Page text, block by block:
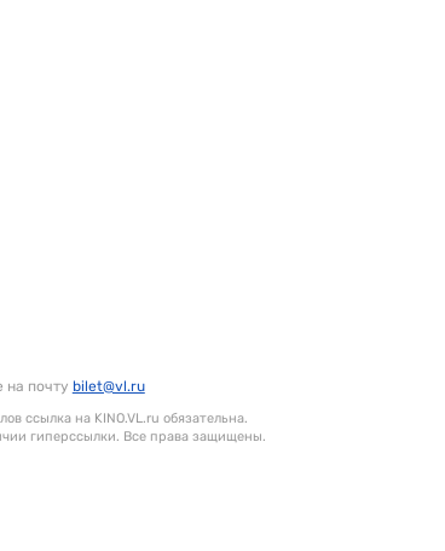
почту bilet@vl.ru
ссылка на KINO.VL.ru обязательна.
гиперссылки. Все права защищены.